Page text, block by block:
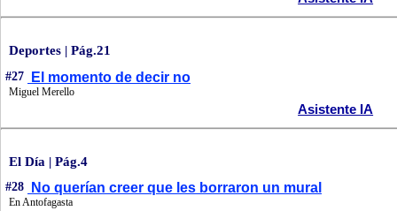
Deportes | Pág.21
#27 El momento de decir no
Miguel Merello
Asistente IA
El Día | Pág.4
#28 No querían creer que les borraron un mural
En Antofagasta